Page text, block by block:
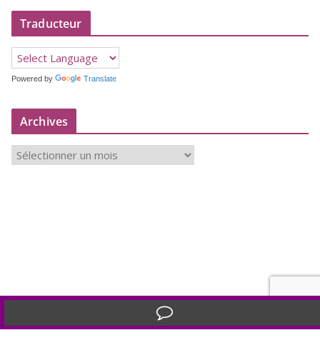
Traducteur
Powered by Translate
Archives
r